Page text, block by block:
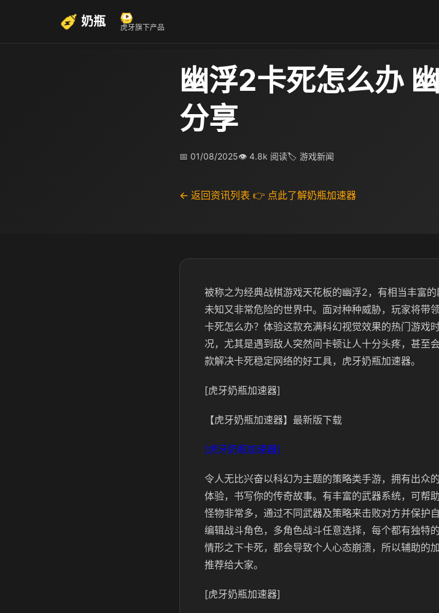
奶瓶 虎牙旗下产品
幽浮2卡死怎么办
分享
📅 01/08/2025👁 4.8k 阅读🏷 游戏新闻
← 返回资讯列表 👉 点此了解奶瓶加速器
被称之为经典战棋游戏天花板的幽浮2，有相当丰富
未知又非常危险的世界中。面对种种威胁，玩家将带
卡死怎么办？体验这款充满科幻视觉效果的热门游戏
况，尤其是遇到敌人突然间卡顿让人十分头疼，甚至
款解决卡死稳定网络的好工具，虎牙奶瓶加速器。
[虎牙奶瓶加速器]
【虎牙奶瓶加速器】最新版下载
[虎牙奶瓶加速器]
令人无比兴奋以科幻为主题的策略类手游，拥有出众
体验，书写你的传奇故事。有丰富的武器系统，可帮
怪物非常多，通过不同武器及策略来击败对方并保护
编辑战斗角色，多角色战斗任意选择，每个都有独特
情形之下卡死，都会导致个人心态崩溃，所以辅助的
推荐给大家。
[虎牙奶瓶加速器]